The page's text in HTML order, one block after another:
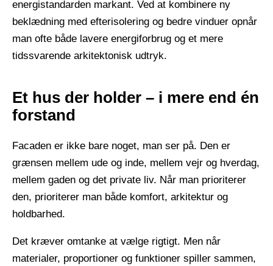
energistandarden markant. Ved at kombinere ny
beklædning med efterisolering og bedre vinduer opnår
man ofte både lavere energiforbrug og et mere
tidssvarende arkitektonisk udtryk.
Et hus der holder – i mere end én
forstand
Facaden er ikke bare noget, man ser på. Den er
grænsen mellem ude og inde, mellem vejr og hverdag,
mellem gaden og det private liv. Når man prioriterer
den, prioriterer man både komfort, arkitektur og
holdbarhed.
Det kræver omtanke at vælge rigtigt. Men når
materialer, proportioner og funktioner spiller sammen,